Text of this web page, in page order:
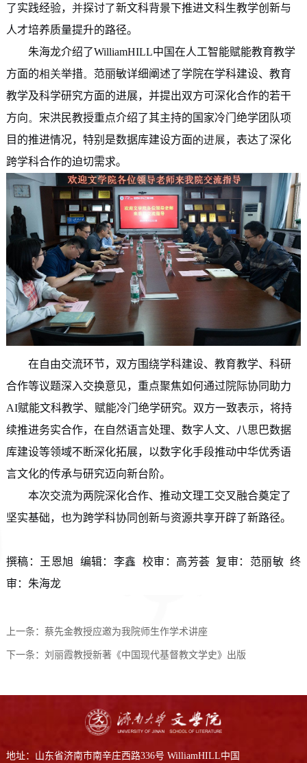
了实践经验， 并探讨了新文科背景下推进文科生教学创新与
人才培养质量提升的路径。
朱海龙介绍了WilliamHILL中国在人工智能赋能教育教学
方面的相关举措。 范丽敏详细阐述了学院在学科建设、教育
教学及科学研究方面的进展，并提出双方可深化合作的若干
方向。 宋洪民教授重点介绍了其主持的国家冷门绝学团队项
目的推进情况，特别是数据库建设方面的进展，表达了深化
跨学科合作的迫切需求。
在自由交流环节，双方围绕学科建设、教育教学、科研
合作等议题深入交换意见，重点聚焦如何通过院际协同助力
AI赋能文科教学、赋能冷门绝学研究。双方一致表示，将持
续推进务实合作，在自然语言处理、数字人文、八思巴数据
库建设等领域不断深化拓展，以数字化手段推动中华优秀语
言文化的传承与研究迈向新台阶。
本次交流为两院深化合作、推动文理工交叉融合奠定了
坚实基础，也为跨学科协同创新与资源共享开辟了新路径。
撰稿：王恩旭  编辑：李鑫  校审：高芳荟  复审：范丽敏  终
审：朱海龙
上一条： 蔡先金教授应邀为我院师生作学术讲座
下一条： 刘丽霞教授新著《中国现代基督教文学史》出版
地址：山东省济南市南辛庄西路336号 WilliamHILL中国